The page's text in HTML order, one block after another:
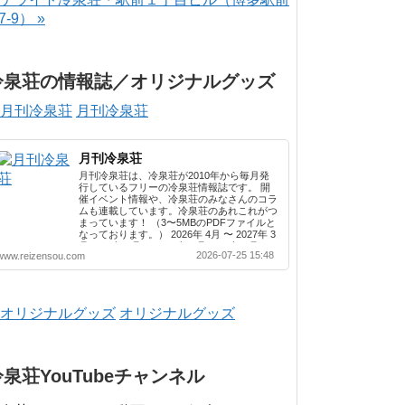
9） »
泉荘の情報誌／オリジナルグッズ
月刊冷泉荘
月刊冷泉荘
月刊冷泉荘は、冷泉荘が2010年から毎月発
行しているフリーの冷泉荘情報誌です。 開
催イベント情報や、冷泉荘のみなさんのコラ
ムも連載しています。冷泉荘のあれこれがつ
まっています！ （3〜5MBのPDFファイルと
なっております。） 2026年 4月 〜 2027年 3
月 2025年 4月 〜 2026年 3月 2024年 4月 〜
2025年 3月 2023年 4月 〜 2024年 3月 2022
年 4月 〜 2023年 3月 2021年 4月 〜 2022年
年 4月 〜 2018年 3月 2016年 4月 〜 2017年
3月 2015年 4月 〜 2016年 3月 2014年 4月 〜
2026-07-25 15:48
オリジナルグッズ
泉荘YouTubeチャンネル